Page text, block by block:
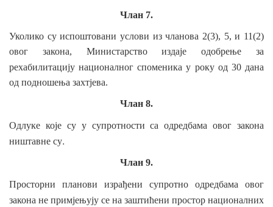
Члан 7.
Уколико су испоштовани услови из чланова 2(3), 5, и 11(2)
овог закона, Министарство издаје одобрење за
рехабилитацију националног споменика у року од 30 дана
од подношења захтјева.
Члан 8.
Одлуке које су у супротности са одредбама овог закона
ништавне су.
Члан 9.
Просторни планови израђени супротно одредбама
овог
закона не примјењују се на заштићени простор националних